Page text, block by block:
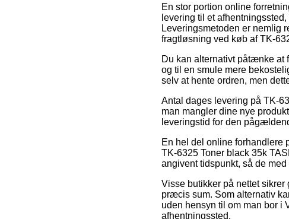
En stor portion online
levering til et
Leveringsmetoden er nemlig
fragtløsning ved køb af TK-
Du kan alternativt påtænke at
og til en smule mere
selv at hente ordren, men
Antal dages levering på TK-
man mangler dine nye
leveringstid for den
En hel del online forhandlere
TK-6325 Toner black 35k
angivent tidspunkt, så de
Visse butikker på nettet
præcis sum. Som alternativ
uden hensyn til om man bor i
afhentningssted.